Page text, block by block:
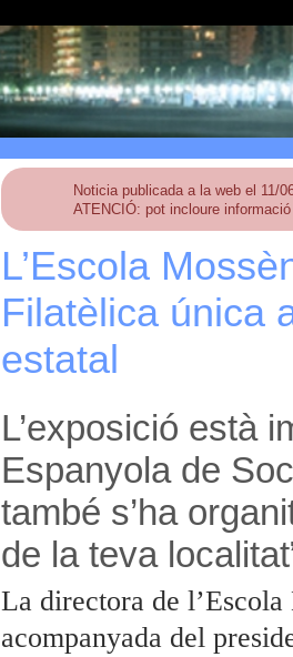
Noticia publicada a la web el 11/
ATENCIÓ: pot incloure
L’Escola
Filatèlica única
estatal
L’exposició està
Espanyola de
també s’ha
de la teva
La directora de
acompanyada del